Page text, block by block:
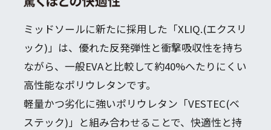
ミッドソールに新たに採用した「XLIQ.(エクスリ
ック)」は、 優れた反発弾性と衝撃吸収性を持ち
ながら、一般EVAと比較して約40%へたりにくい
高性能なポリウレタンです。
軽量かつ劣化に強いポリウレタン「VESTEC(ベ
ステック)」と組み合わせることで、快適性と持